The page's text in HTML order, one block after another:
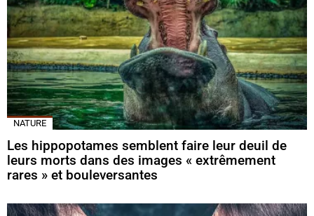
NATURE
Les hippopotames semblent faire leur deuil de
leurs morts dans des images « extrêmement
rares » et bouleversantes